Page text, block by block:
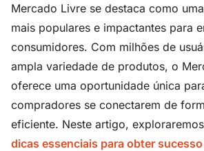
Mercado Livre se destaca como
mais populares e impactantes para
consumidores. Com milhões de
ampla variedade de produtos, o
oferece uma oportunidade única
compradores se conectarem de
eficiente. Neste artigo,
dicas essenciais para obter sucesso